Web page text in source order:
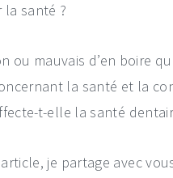
la santé ?
ou mauvais d’en boire
la santé et la
t-elle la santé
je partage avec